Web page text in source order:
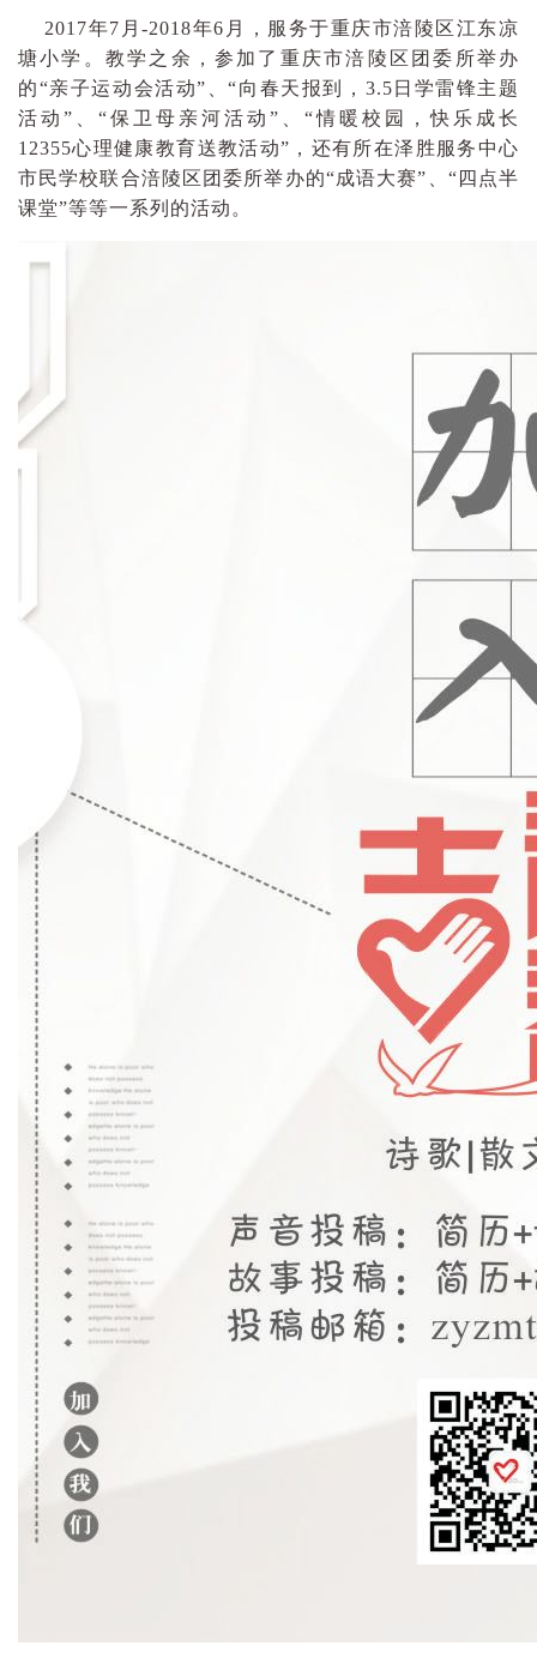
2017年7月-2018年6月，服务于重庆市涪陵区江东凉
塘小学。教学之余，参加了重庆市涪陵区团委所举办
的“亲子运动会活动”、“向春天报到，3.5日学雷锋主题
活动”、“保卫母亲河活动”、“情暖校园，快乐成长
12355心理健康教育送教活动”，还有所在泽胜服务中心
市民学校联合涪陵区团委所举办的“成语大赛”、“四点半
课堂”等等一系列的活动。